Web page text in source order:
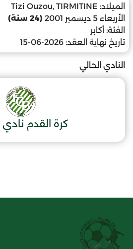
الميلاد: Tizi Ouzou, TIRMITINE
الأربعاء 5 ديسمبر 2001
(24 سنة)
الفئة: أكابر
تاريخ نهاية العقد: 2026-06-15
النادي الحالي
كرة القدم نادي